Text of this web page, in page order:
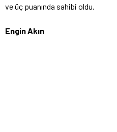
ve üç puanında sahibi oldu.
Engin Akın